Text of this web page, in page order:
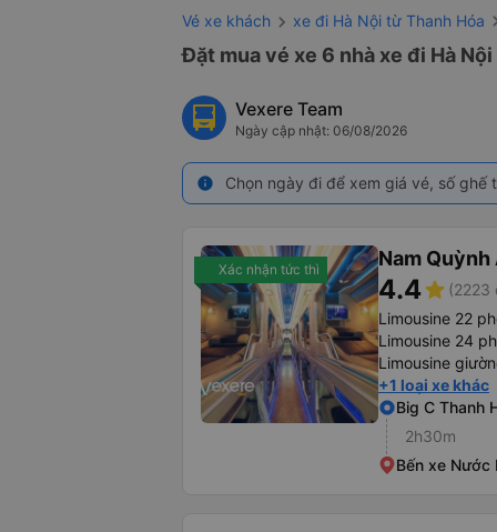
Vé xe khách xe đi Hà Nội từ Thanh Hóa
Đặt mua vé xe 6 nhà xe đi Hà
Vexere Team
Ngày cập nhật: 06/08/2026
info Chọn ngày đi để xem giá vé, số
Xác nhận tức thì Nam Quỳnh
4.4star (2223
Limousine 22
Limousine 24
Limousine
+1 loại xe khác
Big C Thanh
2h30m
Bến xe Nước